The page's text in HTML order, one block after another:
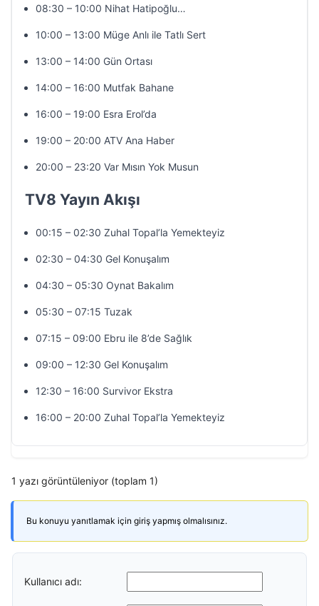
08:30 – 10:00 Nihat Hatipoğlu…
10:00 – 13:00 Müge Anlı ile Tatlı Sert
13:00 – 14:00 Gün Ortası
14:00 – 16:00 Mutfak Bahane
16:00 – 19:00 Esra Erol’da
19:00 – 20:00 ATV Ana Haber
20:00 – 23:20 Var Mısın Yok Musun
TV8 Yayın Akışı
00:15 – 02:30 Zuhal Topal’la Yemekteyiz
02:30 – 04:30 Gel Konuşalım
04:30 – 05:30 Oynat Bakalım
05:30 – 07:15 Tuzak
07:15 – 09:00 Ebru ile 8’de Sağlık
09:00 – 12:30 Gel Konuşalım
12:30 – 16:00 Survivor Ekstra
16:00 – 20:00 Zuhal Topal’la Yemekteyiz
1 yazı görüntüleniyor (toplam 1)
Bu konuyu yanıtlamak için giriş yapmış olmalısınız.
Kullanıcı adı: